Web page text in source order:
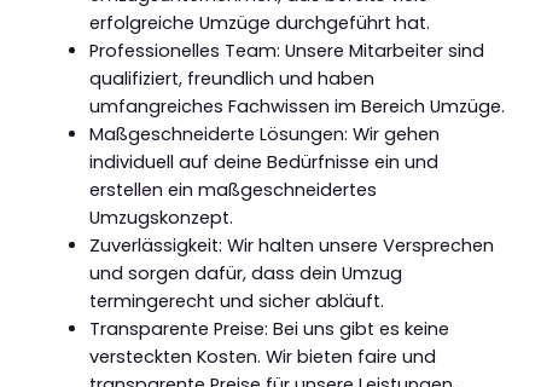
erfolgreiche Umzüge durchgeführt hat.
Professionelles Team: Unsere Mitarbeiter sind
qualifiziert, freundlich und haben
umfangreiches Fachwissen im Bereich Umzüge.
Maßgeschneiderte Lösungen: Wir gehen
individuell auf deine Bedürfnisse ein und
erstellen ein maßgeschneidertes
Umzugskonzept.
Zuverlässigkeit: Wir halten unsere Versprechen
und sorgen dafür, dass dein Umzug
termingerecht und sicher abläuft.
Transparente Preise: Bei uns gibt es keine
versteckten Kosten. Wir bieten faire und